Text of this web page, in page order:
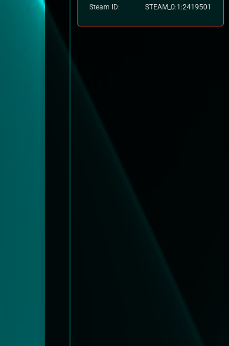
Steam ID
STEAM_0:1:2419501